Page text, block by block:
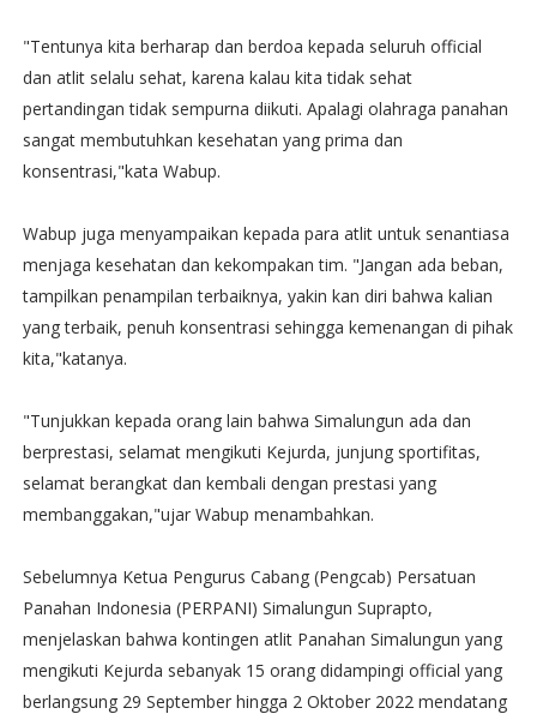
"Tentunya kita berharap dan berdoa kepada seluruh official
dan atlit selalu sehat, karena kalau kita tidak sehat
pertandingan tidak sempurna diikuti. Apalagi olahraga panahan
sangat membutuhkan kesehatan yang prima dan
konsentrasi,"kata Wabup.
Wabup juga menyampaikan kepada para atlit untuk senantiasa
menjaga kesehatan dan kekompakan tim. "Jangan ada beban,
tampilkan penampilan terbaiknya, yakin kan diri bahwa kalian
yang terbaik, penuh konsentrasi sehingga kemenangan di pihak
kita,"katanya.
"Tunjukkan kepada orang lain bahwa Simalungun ada dan
berprestasi, selamat mengikuti Kejurda, junjung sportifitas,
selamat berangkat dan kembali dengan prestasi yang
membanggakan,"ujar Wabup menambahkan.
Sebelumnya Ketua Pengurus Cabang (Pengcab) Persatuan
Panahan Indonesia (PERPANI) Simalungun Suprapto,
menjelaskan bahwa kontingen atlit Panahan Simalungun yang
mengikuti Kejurda sebanyak 15 orang didampingi official yang
berlangsung 29 September hingga 2 Oktober 2022 mendatang